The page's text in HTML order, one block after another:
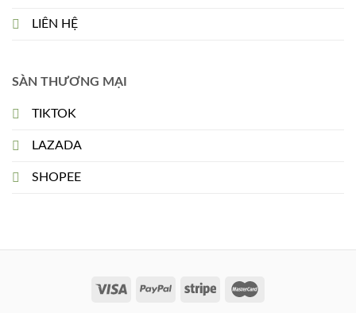
LIÊN HỆ
SÀN THƯƠNG MẠI
TIKTOK
LAZADA
SHOPEE